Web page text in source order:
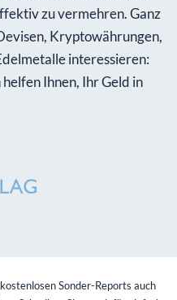
zu vermehren. Ganz
Kryptowährungen,
interessieren:
Ihnen, Ihr Geld in
Sonder-Reports auch